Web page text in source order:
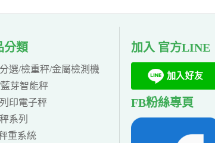
分類
選/檢重秤/金屬檢測機
藍芽智能秤
印電子秤
系列
重系統
加入 官方LINE
FB粉絲專頁